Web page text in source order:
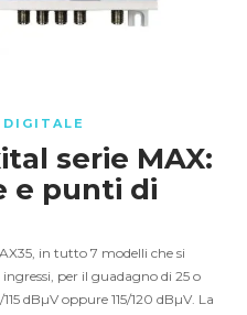
DIGITALE
serie MAX:
e punti di
in tutto 7 modelli che si
per il guadagno di 25 o
dBµV oppure 115/120 dBµV. La